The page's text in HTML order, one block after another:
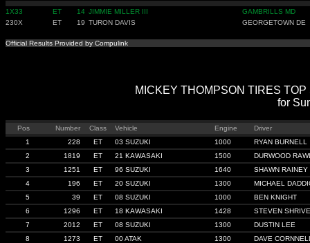
1X33 ET 14 JIMMIE MILLER III
GAMBRILLS MD
230X
ET 19 TURON DAVIS GEORGETOWN DE
Official Results Provided by Compulink
MICKEY THOMPSON TIRES
for
Pos Number Class Vehicle Engine
Driver
1
228 ET 03 SUZUKI 1000
RYAN BURNELL
2
1819 ET 21 KAWASAKI 1500
DURWOOD
3
1251 ET 96 SUZUKI 1640
SHAWN RAINEY
4
196 ET 20 SUZUKI 1300
MICHAEL
5
39 ET 08 SUZUKI 1000
BEN KNIGHT
6
1296 ET 18 KAWASAKI 1428
STEVEN
7
2012 ET 08 SUZUKI 1300
DUSTIN LEE
8
1273 ET 00 ATAK 1300 DAVE